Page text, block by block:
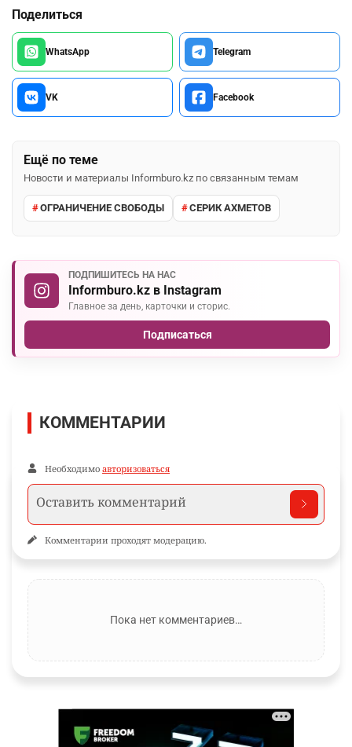
Поделиться
WhatsApp Telegram
VK Facebook
Ещё по теме
Новости и материалы Informburo.kz по связанным темам
ОГРАНИЧЕНИЕ СВОБОДЫ СЕРИК АХМЕТОВ
ПОДПИШИТЕСЬ НА НАС
Informburo.kz в Instagram
Главное за день, карточки и сторис.
Подписаться
КОММЕНТАРИИ
Необходимо авторизоваться
Комментарии проходят модерацию.
Пока нет комментариев…